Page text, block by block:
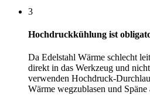
3
Hochdruckkühlung ist
Da Edelstahl Wärme schlecht
direkt in das Werkzeug und
verwenden Hochdruck-
Wärme wegzublasen und